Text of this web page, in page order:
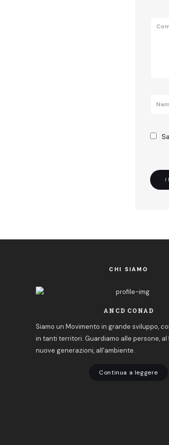
CHI SIAMO
ANCD CONAD
Siamo un Movimento in grande sviluppo,
in tanti territori. Guardiamo alle persone, al
nuove generazioni, all'ambiente.
Continua a leggere